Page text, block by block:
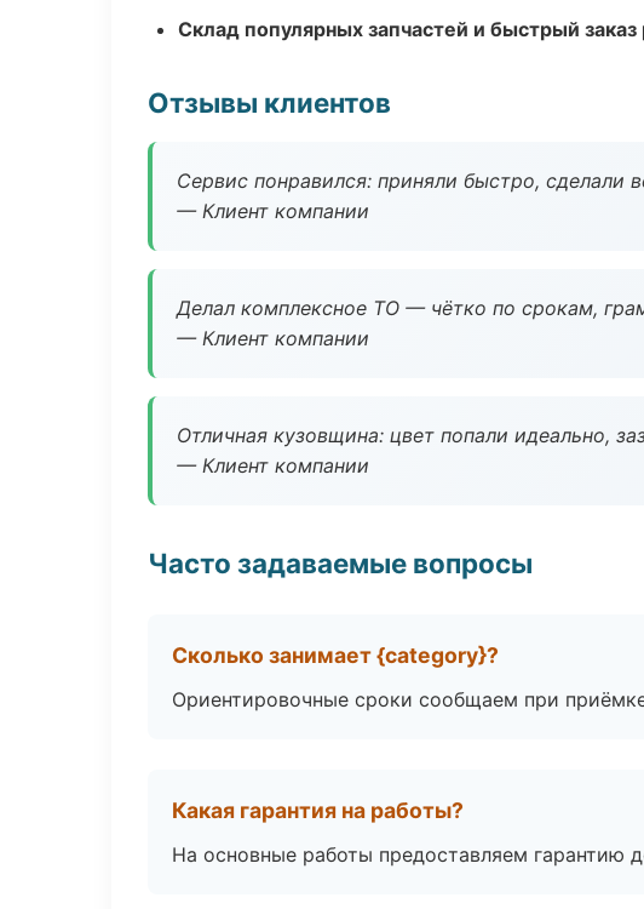
Склад популярных запчастей и быстрый заказ
Отзывы клиентов
Сервис понравился: приняли быстро, сделали
— Клиент компании
Делал комплексное ТО — чётко по срокам,
— Клиент компании
Отличная кузовщина: цвет попали идеально,
— Клиент компании
Часто задаваемые вопросы
Сколько занимает {category}?
Ориентировочные сроки сообщаем при
Какая гарантия на работы?
На основные работы предоставляем гарантию